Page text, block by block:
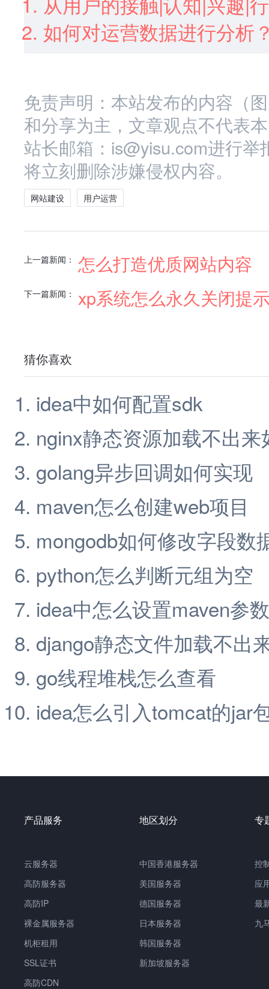
如何对运营数据进行分析
免责声明：本站发布的内容（
和分享为主，文章观点不代表
站长邮箱：is@yisu.com进行
将立刻删除涉嫌侵权内容。
网站建设 用户运营
上一篇新闻： 怎么打造优质网站内容
下一篇新闻： xp系统怎么永久关闭提
猜你喜欢
idea中如何配置sdk
nginx静态资源加载不出来
golang异步回调如何实现
maven怎么创建web项目
mongodb如何修改字段数
python怎么判断元组为空
idea中怎么设置maven参数
django静态文件加载不出
go线程堆栈怎么查看
idea怎么引入tomcat的jar
产品服务
云服务器
高防服务器
高防IP
裸金属服务器
机柜租用
SSL证书
高防CDN
地区划分
中国香港服务器
美国服务器
德国服务器
日本服务器
韩国服务器
新加坡服务器
专
控
应
最
九